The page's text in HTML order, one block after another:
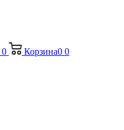
0 Корзина0 0